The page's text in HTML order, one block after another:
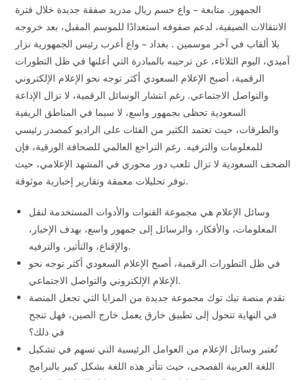
الجمهور. متابعة – واع حسم ريال مدريد صفقة جديدة خلال فترة
الانتقالات الصيفية، لدعم صفوفه استعدادًا للموسم المقبل، بعد خروجه
بلا ألقاب في آخر موسمين . بغداد – واع أعرب رئيس الجمهورية نزار
آميدي، اليوم الثلاثاء، عن ترحيبه بالمبادرة التي أعلنها في ظل التطورات
الرقمية، أصبح الإعلام السعودي أكثر توجه نحو الإعلام الإلكتروني
والتواصل الاجتماعي. رغم انتشار الوسائل الرقمية، لا تزال الإذاعة
السعودية تحظى بجمهور واسع، لا سيما في المناطق الريفية
والطرقات، حيث تعتمد الكثير من الفئات على الراديو كمصدر رئيسي
للمعلومات والترفيه. رغم التراجع العالمي للصحافة الورقية، فإن
الصحف السعودية لا تزال تلعب دور محوري في المشهد الإعلامي، حيث
توفر تحليلات معمقة وتقارير إخبارية موثوقة.
وسائل الإعلام هي مجموعة القنوات والأدوات المستخدمة لنقل
المعلومات، والأفكار، والرسائل إلى جمهور واسع، بهدف الإخبار،
والإقناع، والتأثير، والترفيه.
في ظل التطورات الرقمية، أصبح الإعلام السعودي أكثر توجه نحو
الإعلام الإلكتروني والتواصل الاجتماعي.
تقدم منصة تيك توك مجموعة جديدة من المزايا التي تجعل المنصة
في النهاية تتحول إلى تطبيق خارق يعمل خارج الصين، فهل تنجح
في ذلك؟
تُعتبر وسائل الإعلام من العوامل الرئيسية التي تسهم في تشكيل
اللغة العربية الفصحى، حيث تتأثر هذه اللغة بشكل كبير بالبرامج